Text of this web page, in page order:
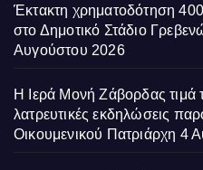
Έκτακτη χρηματοδότηση
στο Δημοτικό Στάδιο
Αυγούστου 2026
Η Ιερά Μονή Ζάβορδας τιμά
λατρευτικές εκδηλώσεις
Οικουμενικού Πατριάρχη 4